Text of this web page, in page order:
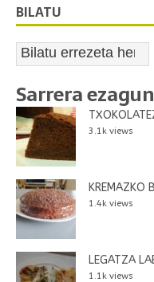
BILATU
Sarrera
3.1k views
KREMAZKO
1.4k views
LEGATZA
1.1k views